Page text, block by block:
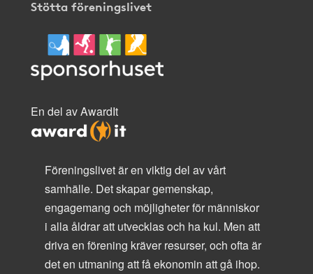
Stötta föreningslivet
En del av AwardIt
Föreningslivet är en viktig del av vårt
samhälle. Det skapar gemenskap,
engagemang och möjligheter för människor
i alla åldrar att utvecklas och ha kul. Men att
driva en förening kräver resurser, och ofta är
det en utmaning att få ekonomin att gå ihop.